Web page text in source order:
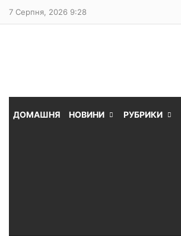
7 Серпня, 2026 9:28
ДОМАШНЯ НОВИНИ РУБРИКИ